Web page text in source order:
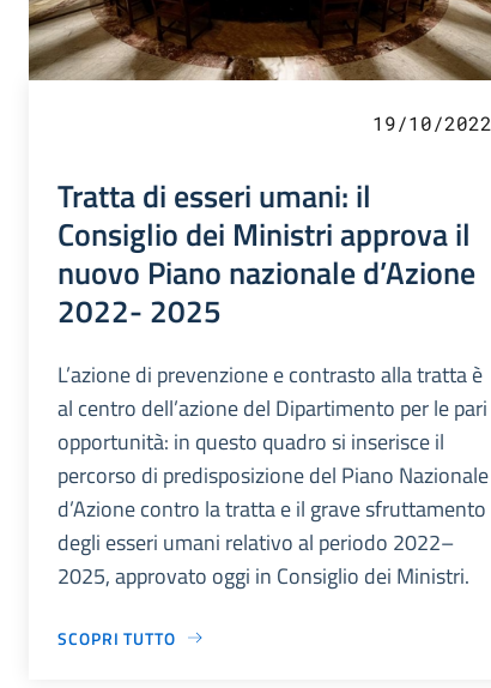
19/10/2022
Tratta di esseri umani: il
Consiglio dei Ministri approva il
nuovo Piano nazionale d’Azione
2022- 2025
L’azione di prevenzione e contrasto alla tratta è
al centro dell’azione del Dipartimento per le pari
opportunità: in questo quadro si inserisce il
percorso di predisposizione del Piano Nazionale
d’Azione contro la tratta e il grave sfruttamento
degli esseri umani relativo al periodo 2022–
2025, approvato oggi in Consiglio dei Ministri.
SCOPRI TUTTO